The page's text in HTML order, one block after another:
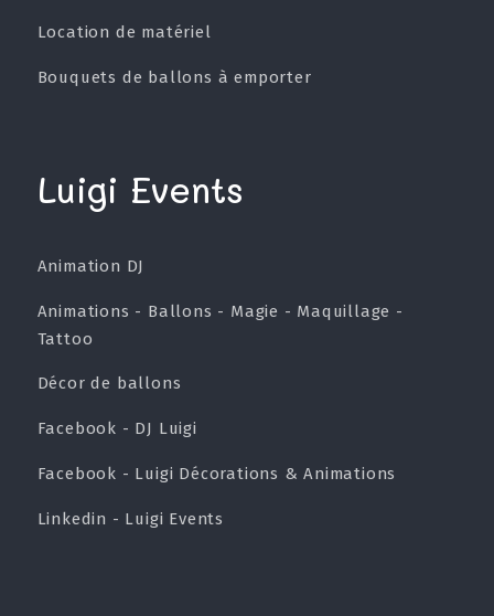
Location de matériel
Bouquets de ballons à emporter
Luigi Events
Animation DJ
Animations - Ballons - Magie - Maquillage -
Tattoo
Décor de ballons
Facebook - DJ Luigi
Facebook - Luigi Décorations & Animations
Linkedin - Luigi Events